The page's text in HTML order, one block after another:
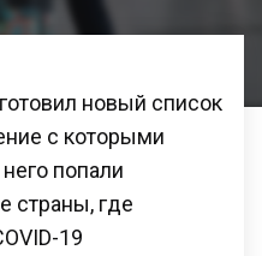
новый список
с которыми
попали
страны, где
19